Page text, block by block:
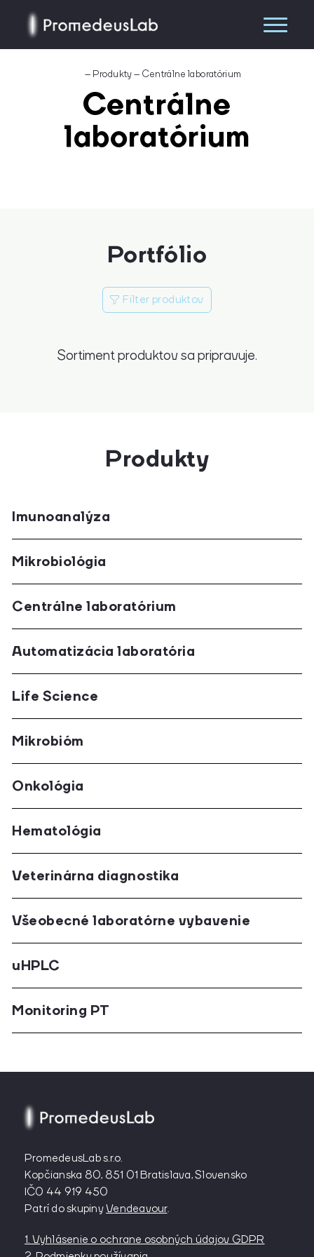
– Produkty– Centrálne laboratórium
Centrálne
laboratórium
Portfólio
Filter produktov
Sortiment produktov sa pripravuje.
Produkty
Imunoanalýza
Mikrobiológia
Centrálne laboratórium
Automatizácia laboratória
Life Science
Mikrobióm
Onkológia
Hematológia
Veterinárna diagnostika
Všeobecné laboratórne vybavenie
uHPLC
Monitoring PT
PromedeusLab s.r.o.
Kopčianska 80, 851 01 Bratislava, Slovensko
IČ0 44 919 450
Patrí do skupinyVendeavour.
1. Vyhlásenie o ochrane osobných údajov GDPR